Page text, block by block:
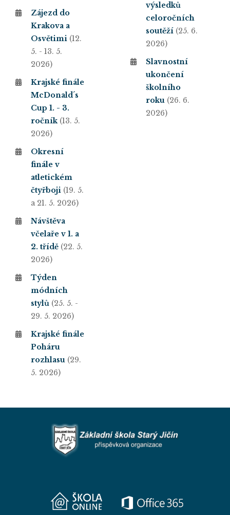
Zájezd do
Krakova a
Osvětimi (12.
5. - 13. 5.
2026)
Krajské finále
McDonald´s
Cup 1. - 3.
ročník(13. 5.
2026)
Okresní
finále v
atletickém
čtyřboji (19. 5.
a 21. 5. 2026)
Návštěva
včelaře v 1. a
2. třídě (22. 5.
2026)
Týden
módních
stylů (25. 5. -
29. 5. 2026)
Krajské finále
Poháru
rozhlasu (29.
5. 2026)
výsledků
celoročních
soutěží (25. 6.
2026)
Slavnostní
ukončení
školního
roku (26. 6.
2026)